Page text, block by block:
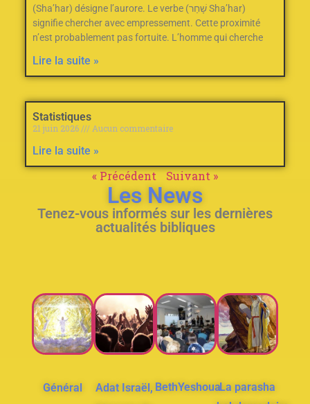
(‬Sha’har‭) ‬désigne l’aurore‭.‬ Le verbe‭ ‬שָׁחַר‭ (‬Sha’har‭)
‬signifie chercher avec empressement‭.‬ Cette proximité
n’est probablement pas fortuite‭.‬ L’homme qui cherche
Lire la suite »
Statistiques
21 juin 2026 Aucun commentaire
Lire la suite »
« Précédent Suivant »
Les News
Tenez-vous informés sur les dernières
actualités bibliques
Général
Adat Israël, BethYeshouaLa parasha